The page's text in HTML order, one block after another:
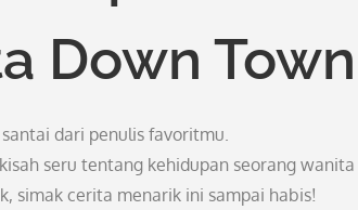
Down Town
dari penulis favoritmu.
seru tentang kehidupan seorang wanita
simak cerita menarik ini sampai habis!